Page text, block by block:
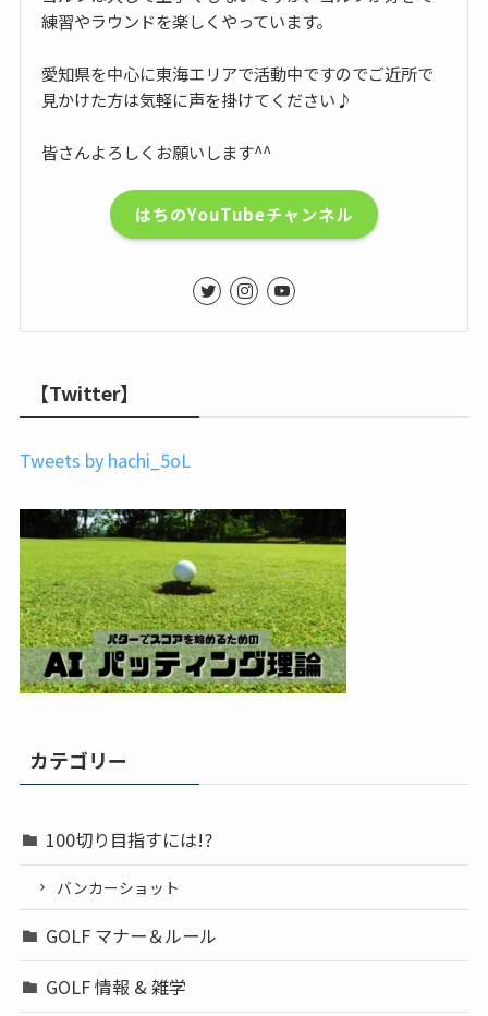
練習やラウンドを楽しくやっています。
愛知県を中心に東海エリアで活動中ですのでご近所で
見かけた方は気軽に声を掛けてください♪
皆さんよろしくお願いします^^
はちのYouTubeチャンネル
【Twitter】
Tweets by hachi_5oL
カテゴリー
100切り目指すには!?
バンカーショット
GOLF マナー＆ルール
GOLF 情報 & 雑学